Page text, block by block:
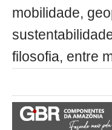
mobilidade,
filosofia, entre